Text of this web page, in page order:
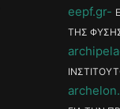
eepf.gr
ΤΗΣ